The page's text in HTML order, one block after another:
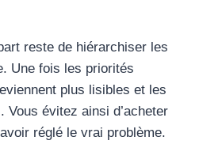
reste de hiérarchiser les
Une fois les priorités
plus lisibles et les
Vous évitez ainsi d’acheter
réglé le vrai problème.